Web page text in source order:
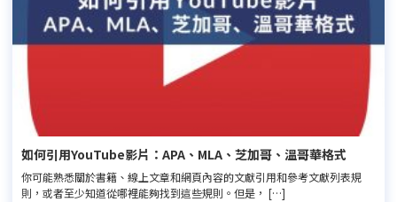
如何引用YouTube影片：APA、MLA、芝加哥、溫哥華格式
你可能熟悉關於書籍、線上文章和網頁內容的文獻引用和參考文獻列表規
則，或者至少知道從哪裡能夠找到這些規則。但是， […]